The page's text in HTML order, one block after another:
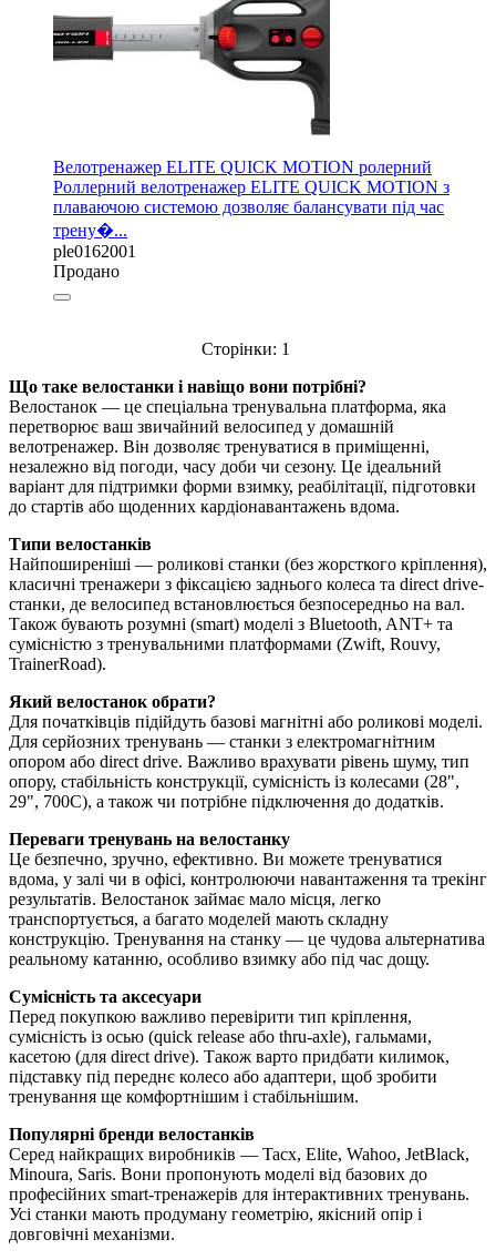
Велотренажер ELITE QUICK MOTION ролерний
Роллерний велотренажер ELITE QUICK MOTION з
плаваючою системою дозволяє балансувати під час
трену�...
ple0162001
Продано
Сторінки: 1
Що таке велостанки і навіщо вони потрібні?
Велостанок — це спеціальна тренувальна платформа, яка
перетворює ваш звичайний велосипед у домашній
велотренажер. Він дозволяє тренуватися в приміщенні,
незалежно від погоди, часу доби чи сезону. Це ідеальний
варіант для підтримки форми взимку, реабілітації, підготовки
до стартів або щоденних кардіонавантажень вдома.
Типи велостанків
Найпоширеніші — роликові станки (без жорсткого кріплення),
класичні тренажери з фіксацією заднього колеса та direct drive-
станки, де велосипед встановлюється безпосередньо на вал.
Також бувають розумні (smart) моделі з Bluetooth, ANT+ та
сумісністю з тренувальними платформами (Zwift, Rouvy,
TrainerRoad).
Який велостанок обрати?
Для початківців підійдуть базові магнітні або роликові моделі.
Для серйозних тренувань — станки з електромагнітним
опором або direct drive. Важливо врахувати рівень шуму, тип
опору, стабільність конструкції, сумісність із колесами (28",
29", 700C), а також чи потрібне підключення до додатків.
Переваги тренувань на велостанку
Це безпечно, зручно, ефективно. Ви можете тренуватися
вдома, у залі чи в офісі, контролюючи навантаження та трекінг
результатів. Велостанок займає мало місця, легко
транспортується, а багато моделей мають складну
конструкцію. Тренування на станку — це чудова альтернатива
реальному катанню, особливо взимку або під час дощу.
Сумісність та аксесуари
Перед покупкою важливо перевірити тип кріплення,
сумісність із осью (quick release або thru-axle), гальмами,
касетою (для direct drive). Також варто придбати килимок,
підставку під переднє колесо або адаптери, щоб зробити
тренування ще комфортнішим і стабільнішим.
Популярні бренди велостанків
Серед найкращих виробників — Tacx, Elite, Wahoo, JetBlack,
Minoura, Saris. Вони пропонують моделі від базових до
професійних smart-тренажерів для інтерактивних тренувань.
Усі станки мають продуману геометрію, якісний опір і
довговічні механізми.